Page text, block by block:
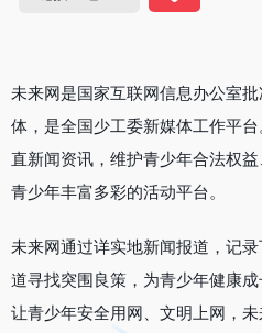
未来网是国家互联网信息办公室
体，是全国少工委新媒体工作平
直新闻资讯，维护青少年合法权
青少年丰富多彩的活动平台。
未来网通过详实地新闻报道，记
道寻找突围良策，为青少年健康
让青少年安全用网、文明上网，